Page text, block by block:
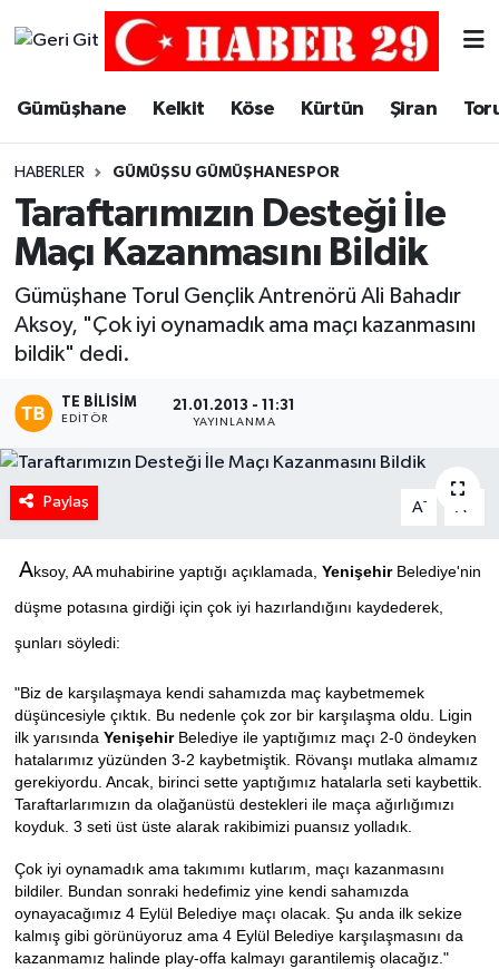
Gümüşhane Kelkit Köse Kürtün Şiran
HABERLER GÜMÜŞSU GÜMÜŞHANESPOR
Taraftarımızın Desteği İle
Maçı Kazanmasını Bildik
Gümüşhane Torul Gençlik Antrenörü Ali Bahadır
Aksoy, "Çok iyi oynamadık ama maçı kazanmasını
bildik" dedi.
TE BILISIM
EDITÖR
21.01.2013 - 11:31
YAYINLANMA
Paylaş A- A
Aksoy, AA muhabirine yaptığı açıklamada, Yenişehir Belediye'nin
düşme potasına girdiği için çok iyi hazırlandığını kaydederek,
şunları söyledi:
"Biz de karşılaşmaya kendi sahamızda maç kaybetmemek
düşüncesiyle çıktık. Bu nedenle çok zor bir karşılaşma oldu. Ligin
ilk yarısında YenişehirBelediye ile yaptığımız maçı 2-0 öndeyken
hatalarımız yüzünden 3-2 kaybetmiştik. Rövanşı mutlaka almamız
gerekiyordu. Ancak, birinci sette yaptığımız hatalarla seti kaybettik.
Taraftarlarımızın da olağanüstü destekleri ile maça ağırlığımızı
koyduk. 3 seti üst üste alarak rakibimizi puansız yolladık.
Çok iyi oynamadık ama takımımı kutlarım, maçı kazanmasını
bildiler. Bundan sonraki hedefimiz yine kendi sahamızda
oynayacağımız 4 Eylül Belediye maçı olacak. Şu anda ilk sekize
kalmış gibi görünüyoruz ama 4 Eylül Belediye karşılaşmasını da
kazanmamız halinde play-offa kalmayı garantilemiş olacağız."
Merkez Trafik Yoğunluk Haritası
Süper Lig Puan Durumu ve Fikstür
Tüm Manşetler
Son Dakika Haberleri